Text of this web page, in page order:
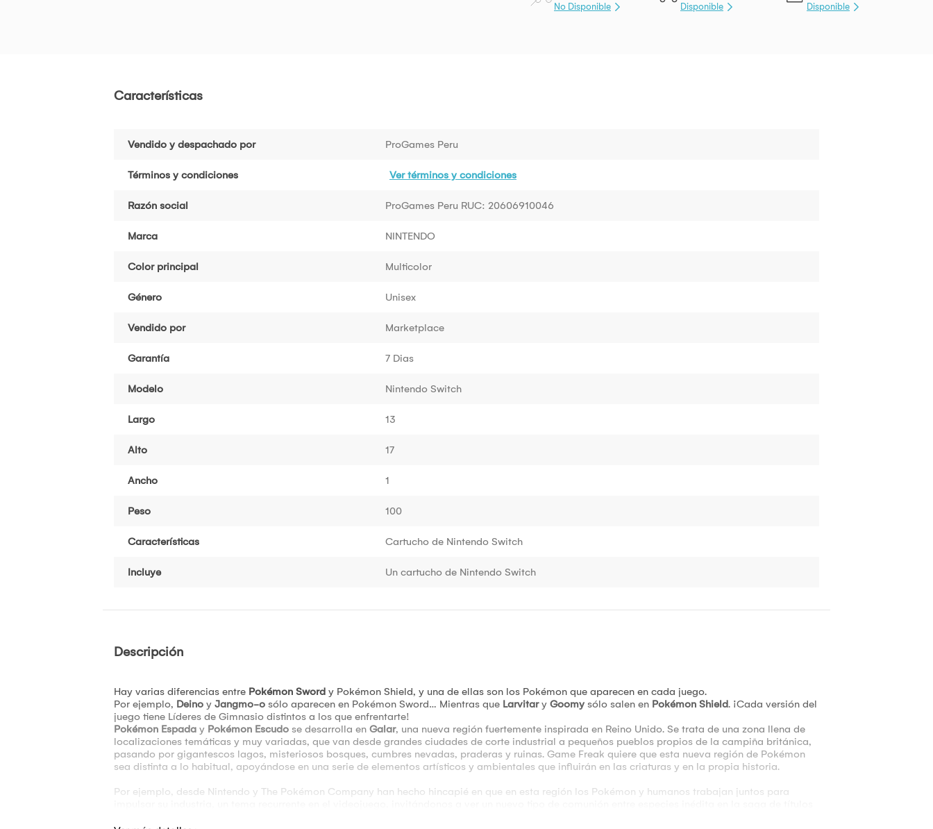
No Disponible
Disponible
Disponible
Características
Vendido y despachado por ProGames Peru
Términos y condiciones Ver términos y condiciones
Razón social ProGames Peru RUC: 20606910046
Marca NINTENDO
Color principal Multicolor
Género Unisex
Vendido por Marketplace
Garantía 7 Dias
Modelo Nintendo Switch
Largo 13
Alto 17
Ancho 1
Peso 100
Características Cartucho de Nintendo Switch
Incluye Un cartucho de Nintendo Switch
Descripción
Hay varias diferencias entre Pokémon Sword y Pokémon Shield, y una de ellas son los Pokémon que aparecen en cada juego.
Por ejemplo, Deino y Jangmo-o sólo aparecen en Pokémon Sword… Mientras que Larvitary Goomy sólo salen en Pokémon Shield. ¡Cada versión del
juego tiene Líderes de Gimnasio distintos a los que enfrentarte!
Pokémon Espada y Pokémon Escudo se desarrolla en Galar, una nueva región fuertemente inspirada en Reino Unido. Se trata de una zona llena de
localizaciones temáticas y muy variadas, que van desde grandes ciudades de corte industrial a pequeños pueblos propios de la campiña británica,
pasando por gigantescos lagos, misteriosos bosques, cumbres nevadas, praderas y ruinas. Game Freak quiere que esta nueva región de Pokémon
sea distinta a lo habitual, apoyándose en una serie de elementos artísticos y ambientales que influirán en las criaturas y en la propia historia.
Por ejemplo, desde Nintendo y The Pokémon Company han hecho hincapié en que en esta región los Pokémon y humanos trabajan juntos para